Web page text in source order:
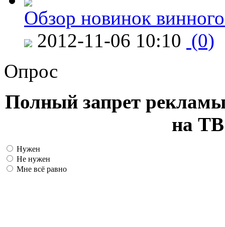
Обзор новинок
2012-11-06 10:10 (0)
Опрос
Полный запрет
на ТВ
Нужен
Не нужен
Мне всё равно